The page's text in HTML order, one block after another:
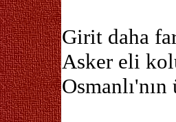
Girit daha
Asker eli